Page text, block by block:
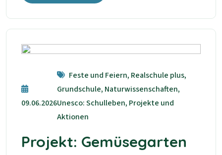
09.06.2026
Feste und Feiern, Realschule plus,
Grundschule, Naturwissenschaften,
Unesco: Schulleben, Projekte und
Aktionen
Projekt: Gemüsegarten